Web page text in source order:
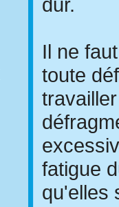
Il ne
toute
fatigue
qu'elles